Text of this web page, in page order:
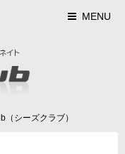
MENU
シーズクラブ）